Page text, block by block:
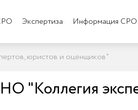
Экспертиза Информация СРО
юристов и оценщиков"
"Коллегия